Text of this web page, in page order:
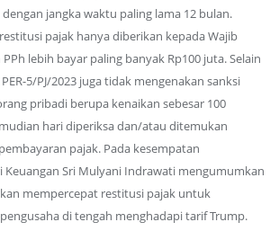
jangka waktu paling lama 12 bulan.
pajak hanya diberikan kepada Wajib
lebih bayar paling banyak Rp100 juta. Selain
5/PJ/2023 juga tidak mengenakan sanksi
pribadi berupa kenaikan sebesar 100
hari diperiksa dan/atau ditemukan
pajak. Pada kesempatan
Keuangan Sri Mulyani Indrawati mengumumkan
mempercepat restitusi pajak untuk
di tengah menghadapi tarif Trump.